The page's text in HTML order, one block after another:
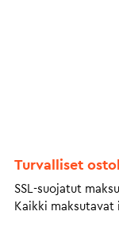
Turvalliset
SSL-suojatut
Kaikki maksutavat